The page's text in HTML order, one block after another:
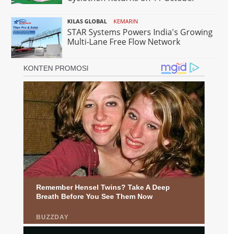
KILAS GLOBAL KEMARIN
STAR Systems Powers India's Growing
Multi-Lane Free Flow Network